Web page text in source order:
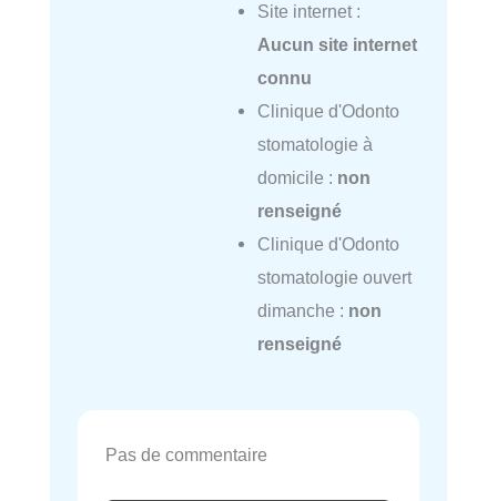
Site internet :
Aucun site internet
connu
Clinique d'Odonto
stomatologie à
domicile : non
renseigné
Clinique d'Odonto
stomatologie ouvert
dimanche : non
renseigné
Pas de commentaire